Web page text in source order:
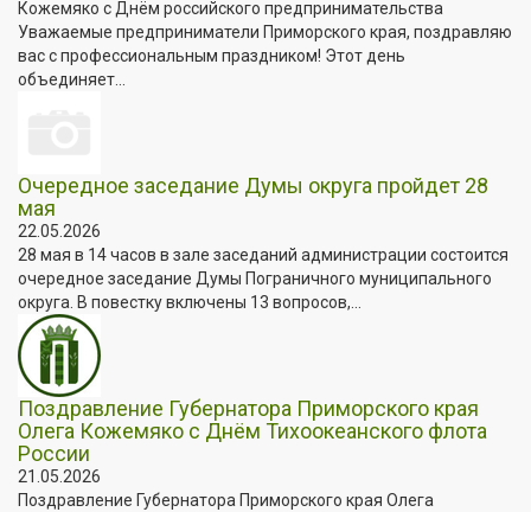
Кожемяко с Днём российского предпринимательства
Уважаемые предприниматели Приморского края, поздравляю
вас с профессиональным праздником! Этот день
объединяет...
Очередное заседание Думы округа пройдет 28
мая
22.05.2026
28 мая в 14 часов в зале заседаний администрации состоится
очередное заседание Думы Пограничного муниципального
округа. В повестку включены 13 вопросов,...
Поздравление Губернатора Приморского края
Олега Кожемяко с Днём Тихоокеанского флота
России
21.05.2026
Поздравление Губернатора Приморского края Олега